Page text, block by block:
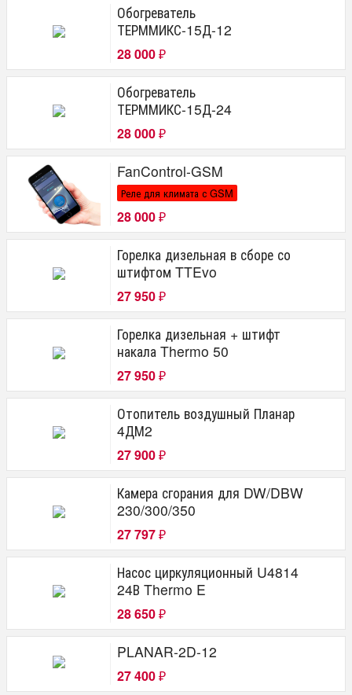
Обогреватель
ТЕРММИКС-15Д-12
28 000 ₽
Обогреватель
ТЕРММИКС-15Д-24
28 000 ₽
FanControl-GSM
Реле для климата с GSM
28 000 ₽
Горелка дизельная в сборе со
штифтом TTEvo
27 950 ₽
Горелка дизельная + штифт
накала Thermo 50
27 950 ₽
Отопитель воздушный Планар
4ДМ2
27 900 ₽
Камера сгорания для DW/DBW
230/300/350
27 797 ₽
Насос циркуляционный U4814
24В Thermo E
28 650 ₽
PLANAR-2D-12
27 400 ₽